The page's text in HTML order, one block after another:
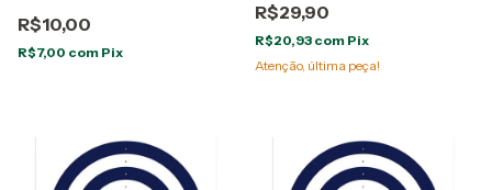
R$10,00
R$7,00 com Pix
R$29,90
R$20,93 com Pix
Atenção, última peça!